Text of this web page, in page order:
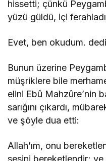
hissetti; çünkü
yüzü güldü, içi
Evet, ben okudum.
Bunun üzerine
müşriklere bile
elini Ebû Mahzûre’nin
sarığını çıkardı,
ve şöyle dua etti:
Allah’ım, onu